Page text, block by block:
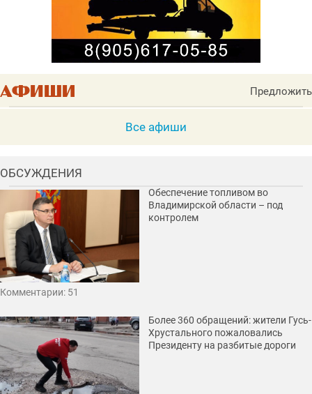
Предложить
Все афиши
ОБСУЖДЕНИЯ
Обеспечение топливом во
Владимирской области – под
контролем
Комментарии: 51
Более 360 обращений: жители Гусь-
Хрустального пожаловались
Президенту на разбитые дороги